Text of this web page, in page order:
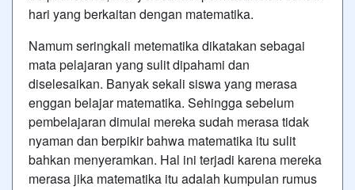
hari yang berkaitan dengan matematika.
Namum seringkali metematika dikatakan sebagai
mata pelajaran yang sulit dipahami dan
diselesaikan. Banyak sekali siswa yang merasa
enggan belajar matematika. Sehingga sebelum
pembelajaran dimulai mereka sudah merasa tidak
nyaman dan berpikir bahwa matematika itu sulit
bahkan menyeramkan. Hal ini terjadi karena mereka
merasa jika matematika itu adalah kumpulan rumus